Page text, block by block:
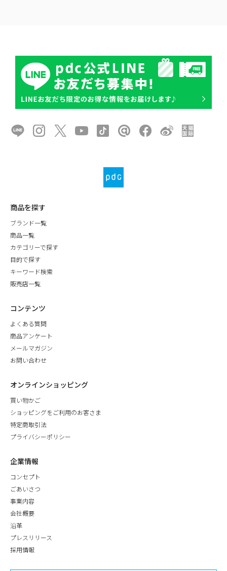
商品を探す
ブランド一覧
商品一覧
カテゴリーで探す
目的で探す
キーワード検索
販売店一覧
コンテンツ
よくある質問
商品アンケート
メールマガジン
お問い合わせ
オンラインショッピング
買い物かご
ショッピングをご利用のお客さま
特定商取引法
プライバシーポリシー
企業情報
コンセプト
ごあいさつ
事業内容
会社概要
沿革
プレスリリース
採用情報